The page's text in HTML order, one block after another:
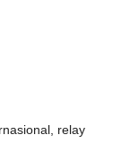
relay